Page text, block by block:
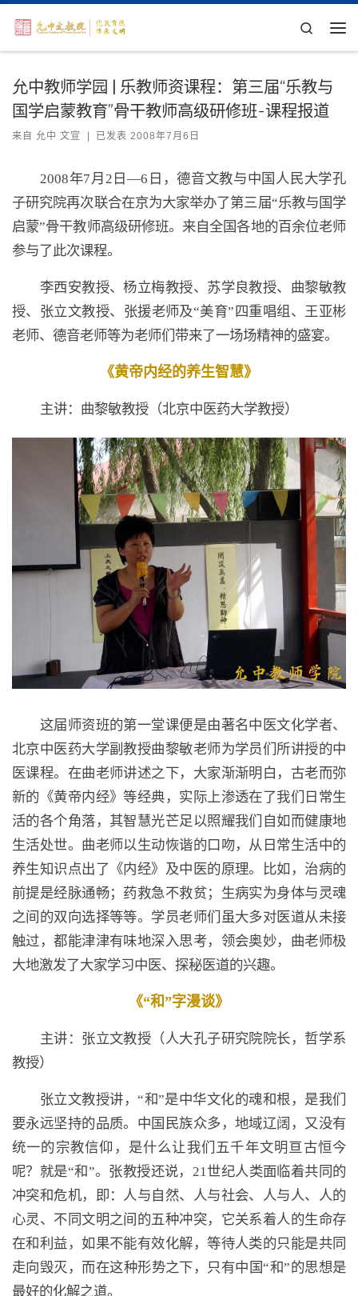
Skip to content
Search
允中教师学园 | 乐教师资课程：第三届“乐教与
国学启蒙教育”骨干教师高级研修班-课程报道
来自 允中 文宣 | 已发表 2008年7月6日
2008年7月2日—6日，德音文教与中国人民大学孔
子研究院再次联合在京为大家举办了第三届“乐教与国学
启蒙”骨干教师高级研修班。来自全国各地的百余位老师
参与了此次课程。
李西安教授、杨立梅教授、苏学良教授、曲黎敏教
授、张立文教授、张援老师及“美育”四重唱组、王亚彬
老师、德音老师等为老师们带来了一场场精神的盛宴。
《黄帝内经的养生智慧》
主讲：曲黎敏教授（北京中医药大学教授）
这届师资班的第一堂课便是由著名中医文化学者、
北京中医药大学副教授曲黎敏老师为学员们所讲授的中
医课程。在曲老师讲述之下，大家渐渐明白，古老而弥
新的《黄帝内经》等经典，实际上渗透在了我们日常生
活的各个角落，其智慧光芒足以照耀我们自如而健康地
生活处世。曲老师以生动恢谐的口吻，从日常生活中的
养生知识点出了《内经》及中医的原理。比如，治病的
前提是经脉通畅；药救急不救贫；生病实为身体与灵魂
之间的双向选择等等。学员老师们虽大多对医道从未接
触过，都能津津有味地深入思考，领会奥妙，曲老师极
大地激发了大家学习中医、探秘医道的兴趣。
《“和”字漫谈》
主讲：张立文教授（人大孔子研究院院长，哲学系
教授）
张立文教授讲，“和”是中华文化的魂和根，是我们
要永远坚持的品质。中国民族众多，地域辽阔，又没有
统一的宗教信仰，是什么让我们五千年文明亘古恒今
呢？就是“和”。张教授还说，21世纪人类面临着共同的
冲突和危机，即：人与自然、人与社会、人与人、人的
心灵、不同文明之间的五种冲突，它关系着人的生命存
在和利益，如果不能有效化解，等待人类的只能是共同
走向毁灭，而在这种形势之下，只有中国“和”的思想是
最好的化解之道。